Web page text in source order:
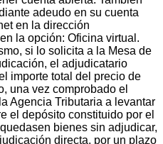
adeudo en su cuenta
en la dirección
la opción: Oficina virtual.
si lo solicita a la Mesa de
el adjudicatario
importe total del precio de
una vez comprobado el
Agencia Tributaria a levantar
el depósito constituido por el
bienes sin adjudicar,
directa, por un plazo